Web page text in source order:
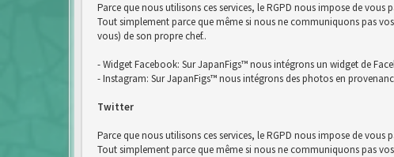
Parce que nous utilisons ces services, le RGPD nous impose de
Tout simplement parce que même si nous ne communiquons pas
vous) de son propre chef..
- Widget Facebook: Sur JapanFigs™ nous intégrons un widget de
- Instagram: Sur JapanFigs™ nous intégrons des photos en
Twitter
Parce que nous utilisons ces services, le RGPD nous impose de vous
Tout simplement parce que même si nous ne communiquons pas